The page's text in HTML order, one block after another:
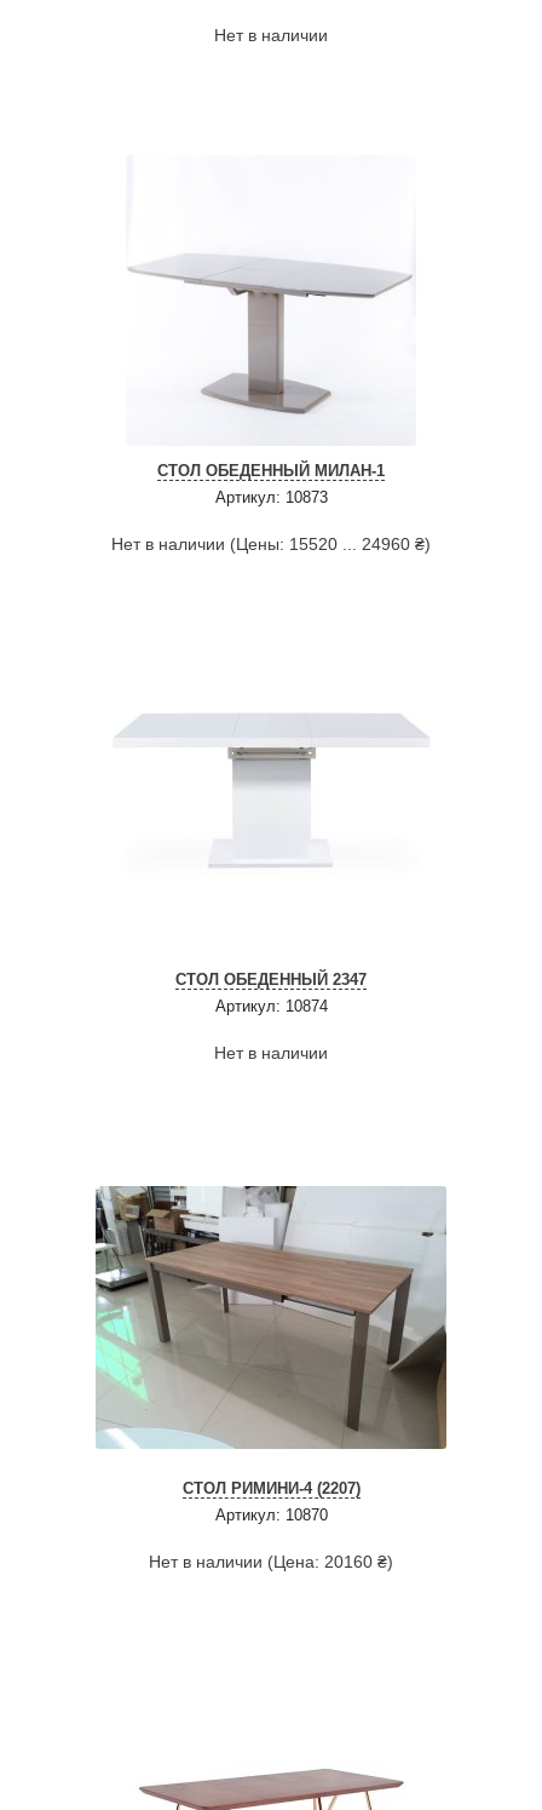
Нет в наличии
СТОЛ ОБЕДЕННЫЙ МИЛАН-1
Артикул: 10873
Нет в наличии (Цены: 15520 ... 24960 ₴)
СТОЛ ОБЕДЕННЫЙ 2347
Артикул: 10874
Нет в наличии
СТОЛ РИМИНИ-4 (2207)
Артикул: 10870
Нет в наличии (Цена: 20160 ₴)